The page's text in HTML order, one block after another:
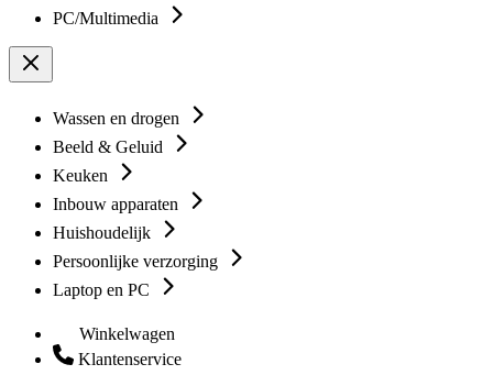
PC/Multimedia
Wassen en drogen
Beeld & Geluid
Keuken
Inbouw apparaten
Huishoudelijk
Persoonlijke verzorging
Laptop en PC
Winkelwagen
Klantenservice